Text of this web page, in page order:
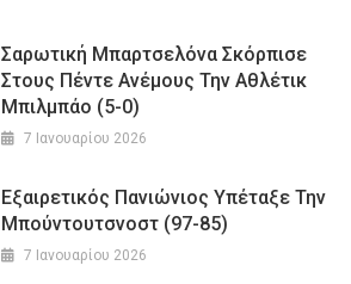
Σαρωτική Μπαρτσελόνα Σκόρπισε
Στους Πέντε Ανέμους Την Αθλέτικ
Μπιλμπάο (5-0)
7 Ιανουαρίου 2026
Εξαιρετικός Πανιώνιος Υπέταξε Την
Μπούντουτσνοστ (97-85)
7 Ιανουαρίου 2026